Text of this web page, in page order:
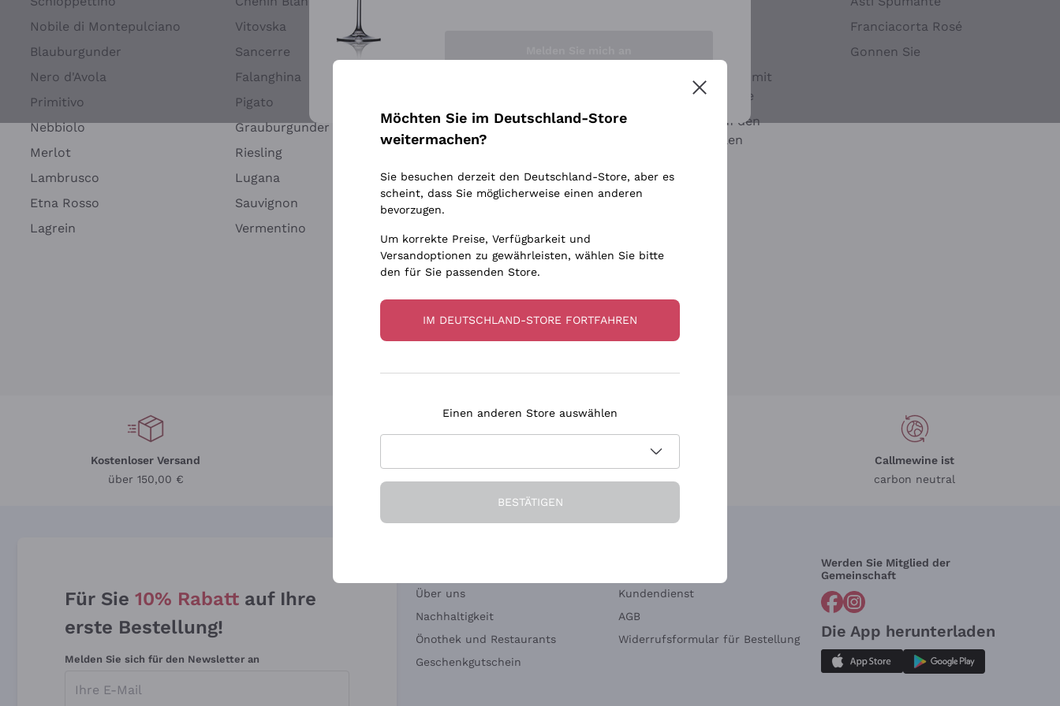
Nobile di Montepulciano
Blauburgunder
Nero d'Avola
Primitivo
Nebbiolo
Merlot
Lambrusco
Etna Rosso
Lagrein
Vitovska
Sancerre
Falanghina
Pigato
Grauburgunder
Riesling
Lugana
Sauvignon
Vermentino
Ca' dei Frati
Biondi Santi
Quintarelli Giuseppe
Rinaldi Giuseppe
Egly Ouriet
Jacquesson
Agrapart
Ohne Sulfit oder mit
minimalen Sulfite
Maischung auf den
Traubenschalen
Franciacorta Rosé
Gonnen Sie
Kostenloser Versand
über 150,00 €
in Deutschland
in 3 Raten
Callmewine ist
carbon neutral
Für Sie 10% Rabatt auf Ihre
erste Bestellung!
Melden Sie sich für den Newsletter an
Über uns
Nachhaltigkeit
Önothek und Restaurants
Geschenkgutschein
Kundendienst
AGB
Widerrufsformular für Bestellung
Werden Sie Mitglied der
Gemeinschaft
Die App herunterladen
Möchten Sie im Deutschland-Store
weitermachen?
Sie besuchen derzeit den Deutschland-Store, aber es
scheint, dass Sie möglicherweise einen anderen
bevorzugen.
Um korrekte Preise, Verfügbarkeit und
Versandoptionen zu gewährleisten, wählen Sie bitte
den für Sie passenden Store.
IM DEUTSCHLAND-STORE FORTFAHREN
Einen anderen Store auswählen
BESTÄTIGEN